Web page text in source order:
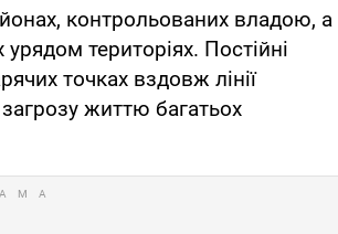
контрольованих владою, а
територіях. Постійні
точках вздовж лінії
життю багатьох